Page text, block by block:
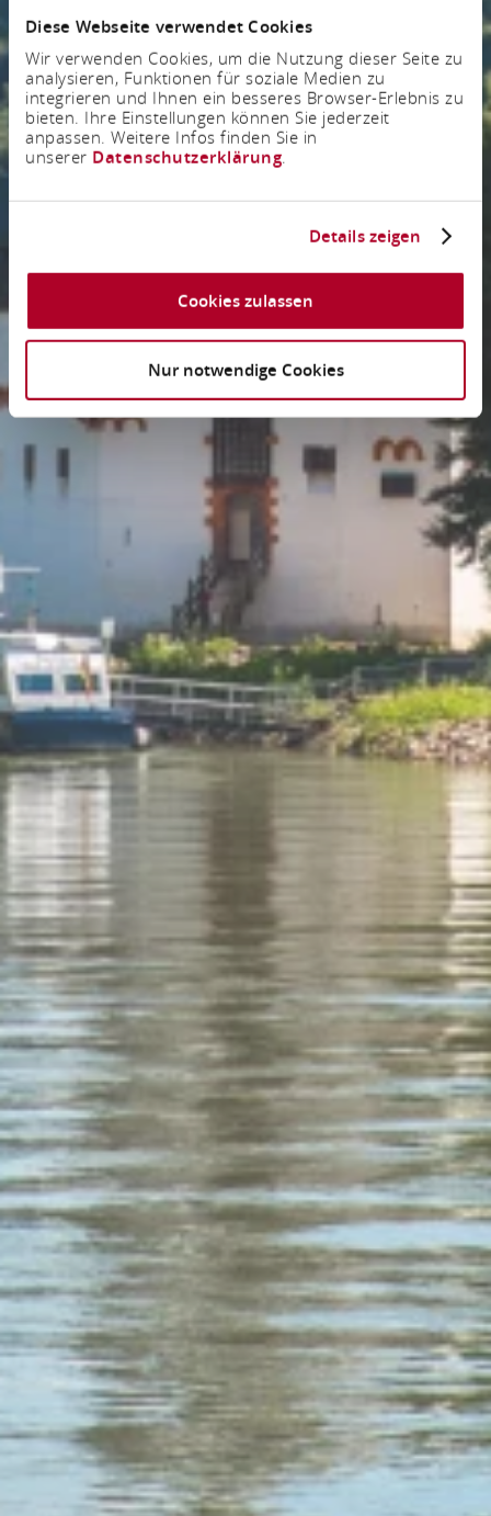
Diese Webseite verwendet Cookies
Wir verwenden Cookies, um die Nutzung dieser Seite zu
analysieren, Funktionen für soziale Medien zu
integrieren und Ihnen ein besseres Browser-Erlebnis zu
bieten. Ihre Einstellungen können Sie jederzeit
anpassen. Weitere Infos finden Sie in
unserer Datenschutzerklärung.
Details zeigen
Cookies zulassen
Nur notwendige Cookies